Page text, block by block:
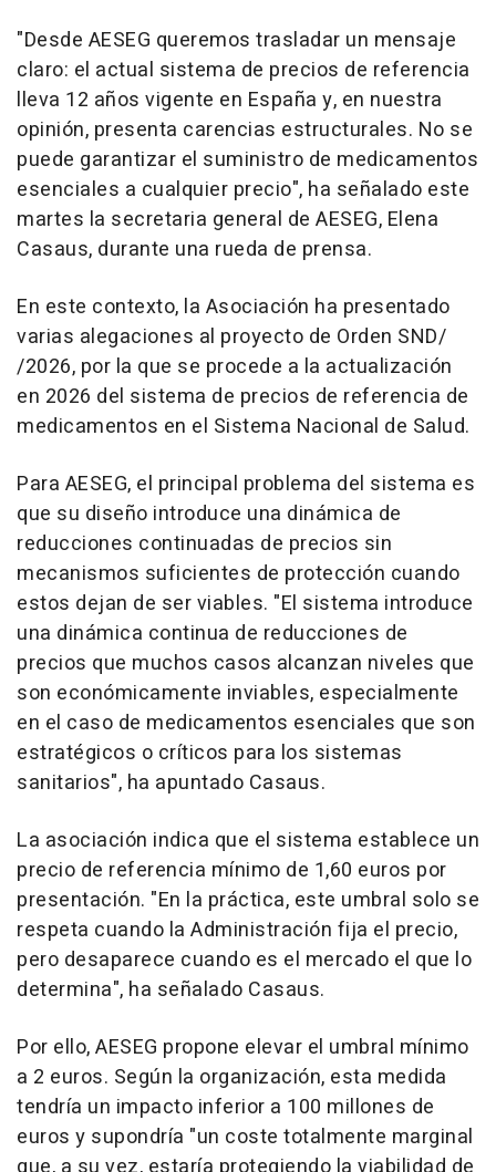
"Desde AESEG queremos trasladar un mensaje
claro: el actual sistema de precios de referencia
lleva 12 años vigente en España y, en nuestra
opinión, presenta carencias estructurales. No se
puede garantizar el suministro de medicamentos
esenciales a cualquier precio", ha señalado este
martes la secretaria general de AESEG, Elena
Casaus, durante una rueda de prensa.
En este contexto, la Asociación ha presentado
varias alegaciones al proyecto de Orden SND/
/2026, por la que se procede a la actualización
en 2026 del sistema de precios de referencia de
medicamentos en el Sistema Nacional de Salud.
Para AESEG, el principal problema del sistema es
que su diseño introduce una dinámica de
reducciones continuadas de precios sin
mecanismos suficientes de protección cuando
estos dejan de ser viables. "El sistema introduce
una dinámica continua de reducciones de
precios que muchos casos alcanzan niveles que
son económicamente inviables, especialmente
en el caso de medicamentos esenciales que son
estratégicos o críticos para los sistemas
sanitarios", ha apuntado Casaus.
La asociación indica que el sistema establece un
precio de referencia mínimo de 1,60 euros por
presentación. "En la práctica, este umbral solo se
respeta cuando la Administración fija el precio,
pero desaparece cuando es el mercado el que lo
determina", ha señalado Casaus.
Por ello, AESEG propone elevar el umbral mínimo
a 2 euros. Según la organización, esta medida
tendría un impacto inferior a 100 millones de
euros y supondría "un coste totalmente marginal